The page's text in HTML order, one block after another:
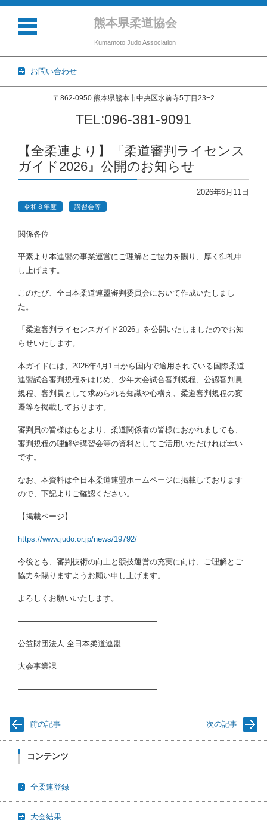
熊本県柔道協会
Kumamoto Judo Association
お問い合わせ
〒862-0950 熊本県熊本市中央区水前寺5丁目23−2
TEL:096-381-9091
コンテンツに移動
【全柔連より】『柔道審判ライセンス
ガイド2026』公開のお知らせ
2026年6月11日
令和８年度 講習会等
関係各位
平素より本連盟の事業運営にご理解とご協力を賜り、厚く御礼申
し上げます。
このたび、全日本柔道連盟審判委員会において作成いたしまし
た。
「柔道審判ライセンスガイド2026」を公開いたしましたのでお知
らせいたします。
本ガイドには、2026年4月1日から国内で適用されている国際柔道
連盟試合審判規程をはじめ、少年大会試合審判規程、公認審判員
規程、審判員として求められる知識や心構え、柔道審判規程の変
遷等を掲載しております。
審判員の皆様はもとより、柔道関係者の皆様におかれましても、
審判規程の理解や講習会等の資料としてご活用いただければ幸い
です。
なお、本資料は全日本柔道連盟ホームページに掲載しております
ので、下記よりご確認ください。
【掲載ページ】
https://www.judo.or.jp/news/19792/
今後とも、審判技術の向上と競技運営の充実に向け、ご理解とご
協力を賜りますようお願い申し上げます。
よろしくお願いいたします。
――――――――――――――――――
公益財団法人 全日本柔道連盟
大会事業課
――――――――――――――――――
前の記事 次の記事
コンテンツ
全柔連登録
大会結果